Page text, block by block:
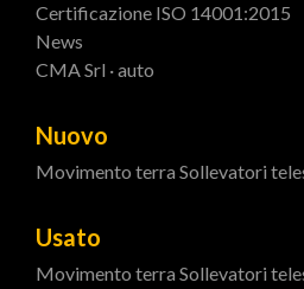
Certificazione ISO 14001:2015
News
CMA Srl · auto
Nuovo
Movimento terra Sollevatori
Usato
Movimento terra Sollevatori